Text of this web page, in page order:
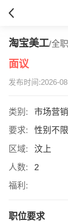
淘宝美工/全职
面议
发布时间:2026-
类别:
市场营销
要求:
性别不
区域:
汶上
人数:
2
福利:
职位要求